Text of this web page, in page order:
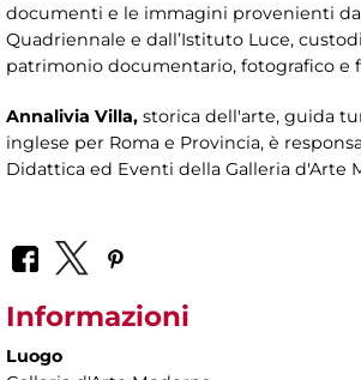
documenti e le immagini provenienti
Quadriennale e dall’Istituto Luce,
patrimonio documentario, fotografico e
Annalivia Villa, storica dell'arte, guida
inglese per Roma e Provincia, è
Didattica ed Eventi della Galleria d'Arte
Informazioni
Luogo